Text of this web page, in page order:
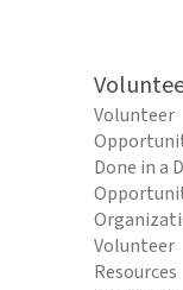
Volunteer
Done in a
Volunteer
Resources